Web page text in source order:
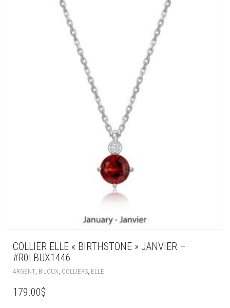
COLLIER ELLE « BIRTHSTONE » JANVIER –
#R0LBUX1446
ARGENT BIJOUX COLLIERS ELLE
179.00$